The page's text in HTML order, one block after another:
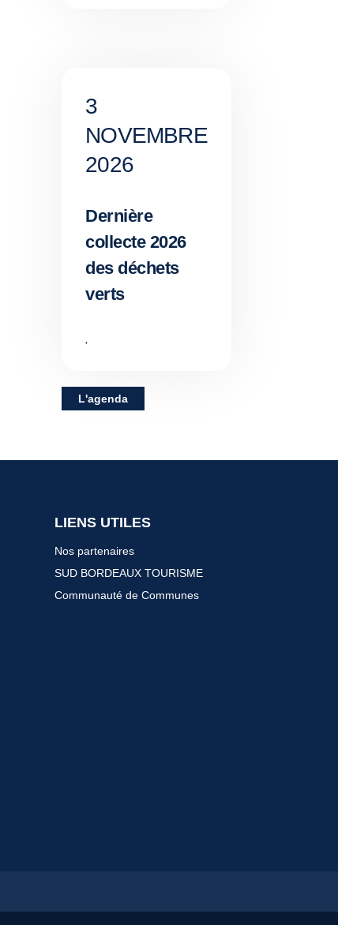
3
NOVEMBRE
2026
Dernière
collecte 2026
des déchets
verts
L'agenda
LIENS UTILES
Nos partenaires
SUD BORDEAUX TOURISME
Communauté de Communes